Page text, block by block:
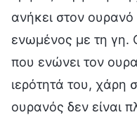
ανήκει στον ουρανό
ενωμένος με τη γη.
που ενώνει τον
ιερότητά του, χάρη
ουρανός δεν είναι